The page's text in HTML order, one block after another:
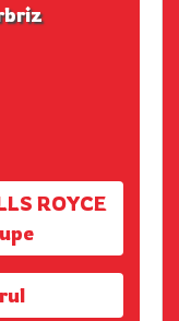
ROYCE